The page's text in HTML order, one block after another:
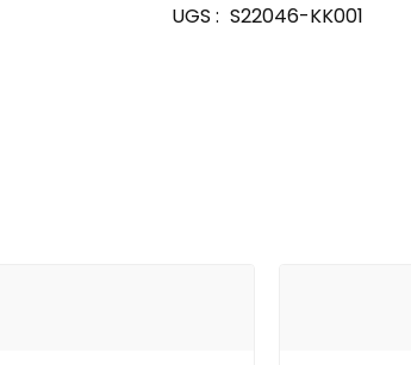
UGS : S22046-KK001